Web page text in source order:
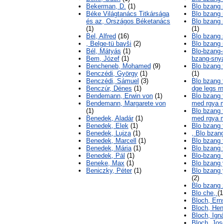
Bekerman, D. (1)
Béke Világtanács Titkársága
és az, Országos Béketanács
(1)
Bel, Alfred (16)
, Belge-tü baγši (2)
Bél, Mátyás (1)
Bem, Józef (1)
Bencheneb, Mohamed (9)
Benczédi, György (1)
Benczédi, Sámuel (3)
Benczúr, Dénes (1)
Bendemann, Erwin von (1)
Bendemann, Margarete von
(1)
Benedek, Aladár(1)
Benedek, Elek (1)
Benedek, Lujza(1)
Benedek, Marcell
(1)
Benedek, Mária(1)
Benedek, Pál (1)
Beneke, Max (1)
Beniczky, Péter(1)
Blo
Blo
Blo
(1)
Blo
Blo
Blo-
bzang-
Blo
(1)
Blo
dge legs
Blo bzang
med rgya
Blo bzang
med rgya
Blo
, Blo
Blo
Blo
Blo-
Blo
Blo
(2)
Blo
Blo che,
Bloch,
Bloch,
Bloch,